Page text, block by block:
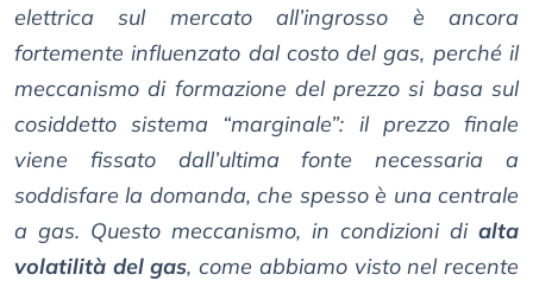
elettrica sul mercato all’ingrosso è ancora
fortemente influenzato dal costo del gas, perché il
meccanismo di formazione del prezzo si basa sul
cosiddetto sistema “marginale”: il prezzo finale
viene fissato dall’ultima fonte necessaria a
soddisfare la domanda, che spesso è una centrale
a gas. Questo meccanismo, in condizioni di alta
volatilità del gas, come abbiamo visto nel recente